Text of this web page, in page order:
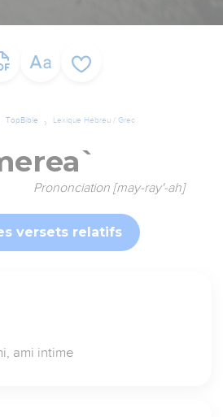
TopBible Lexique Hébreu / Grec
Prononciation [may-ray'-ah]
versets relatifs
ami intime